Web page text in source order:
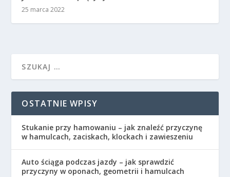
25 marca 2022
OSTATNIE WPISY
Stukanie przy hamowaniu – jak znaleźć przyczynę
w hamulcach, zaciskach, klockach i zawieszeniu
Auto ściąga podczas jazdy – jak sprawdzić
przyczyny w oponach, geometrii i hamulcach